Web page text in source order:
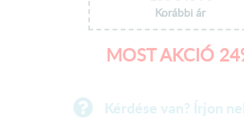
Korábbi ár
MOST AKCIÓ
Kérdése van? Írjon